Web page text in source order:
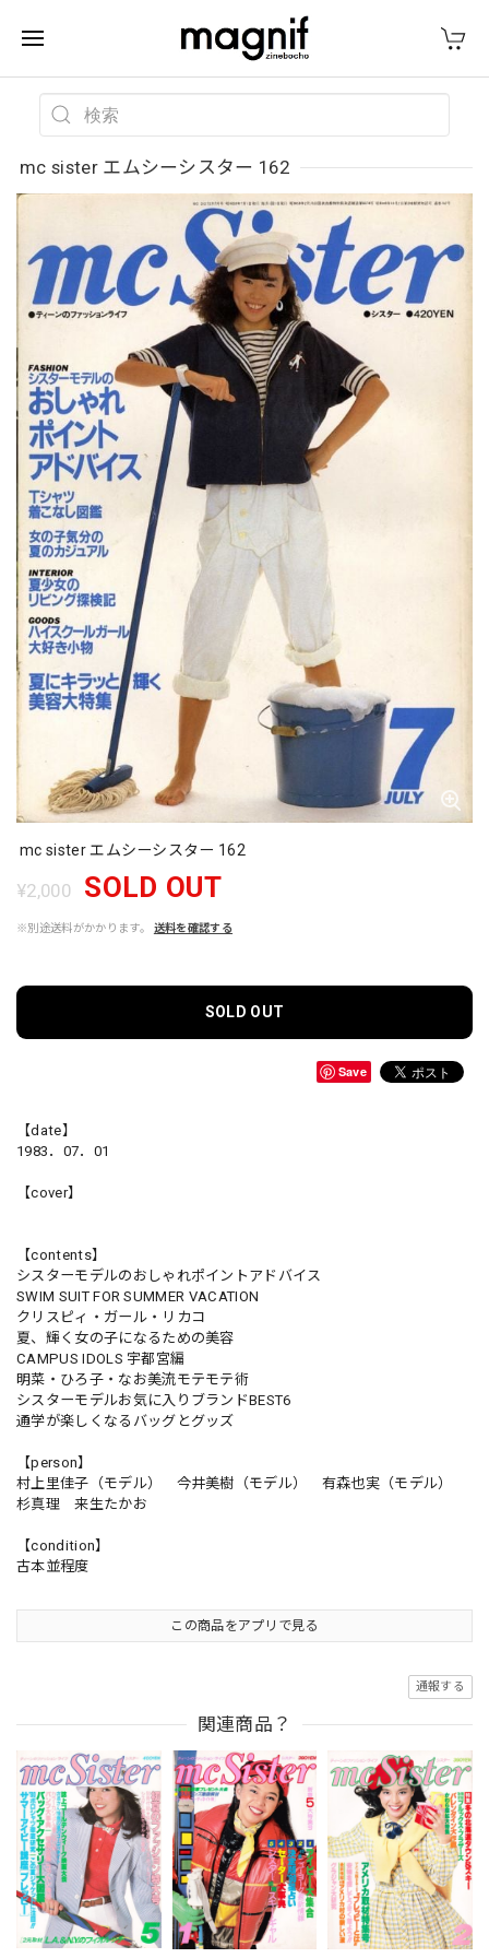
mc sister エムシーシスター 162
mc sister エムシーシスター 162
¥2,000 SOLD OUT
※別途送料がかかります。 送料を確認する
SOLD OUT
Save
【date】
1983．07．01
【cover】
【contents】
シスターモデルのおしゃれポイントアドバイス
SWIM SUIT FOR SUMMER VACATION
クリスピィ・ガール・リカコ
夏、輝く女の子になるための美容
CAMPUS IDOLS 宇都宮編
明菜・ひろ子・なお美流モテモテ術
シスターモデルお気に入りブランドBEST6
通学が楽しくなるバッグとグッズ
【person】
村上里佳子（モデル） 今井美樹（モデル） 有森也実（モデル）
杉真理 来生たかお
【condition】
古本並程度
この商品をアプリで見る
通報する
関連商品？